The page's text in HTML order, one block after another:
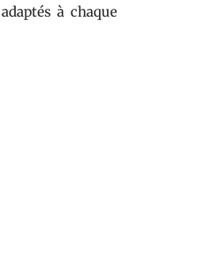
à chaque